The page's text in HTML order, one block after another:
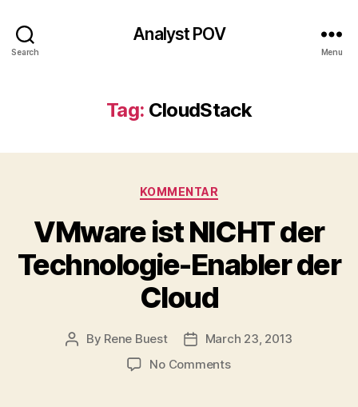
Search
Analyst POV
Menu
Tag: CloudStack
Categories
KOMMENTAR
VMware ist NICHT der
Technologie-Enabler der
Cloud
Post
By Rene Buest
PostMarch 23, 2013
No Commentson